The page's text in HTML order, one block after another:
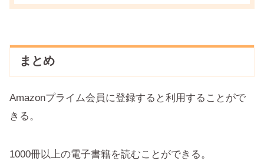
まとめ
Amazonプライム会員に登録すると利用することがで
きる。
1000冊以上の電子書籍を読むことができる。